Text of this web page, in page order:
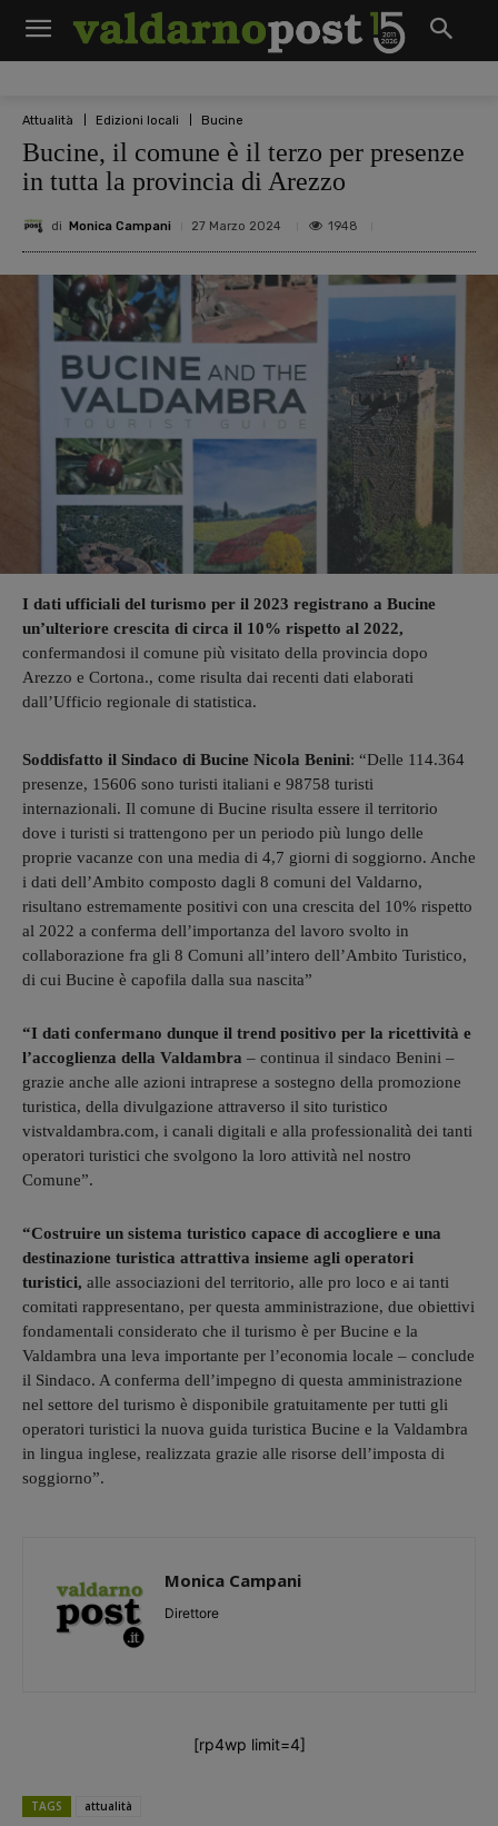
Attualità Edizioni locali Bucine
Bucine, il comune è il terzo per presenze
in tutta la provincia di Arezzo
di Monica Campani 27 Marzo 2024 1948
I dati ufficiali del turismo per il 2023 registrano a Bucine
un’ulteriore crescita di circa il 10% rispetto al 2022,
confermandosi il comune più visitato della provincia dopo
Arezzo e Cortona., come risulta dai recenti dati elaborati
dall’Ufficio regionale di statistica.
Soddisfatto il Sindaco di Bucine Nicola Benini: “Delle 114.364
presenze, 15606 sono turisti italiani e 98758 turisti
internazionali. Il comune di Bucine risulta essere il territorio
dove i turisti si trattengono per un periodo più lungo delle
proprie vacanze con una media di 4,7 giorni di soggiorno. Anche
i dati dell’Ambito composto dagli 8 comuni del Valdarno,
risultano estremamente positivi con una crescita del 10% rispetto
al 2022 a conferma dell’importanza del lavoro svolto in
collaborazione fra gli 8 Comuni all’intero dell’Ambito Turistico,
di cui Bucine è capofila dalla sua nascita”
“I dati confermano dunque il trend positivo per la ricettività e
l’accoglienza della Valdambra – continua il sindaco Benini –
grazie anche alle azioni intraprese a sostegno della promozione
turistica, della divulgazione attraverso il sito turistico
vistvaldambra.com, i canali digitali e alla professionalità dei tanti
operatori turistici che svolgono la loro attività nel nostro
Comune”.
“Costruire un sistema turistico capace di accogliere e una
destinazione turistica attrattiva insieme agli operatori
turistici, alle associazioni del territorio, alle pro loco e ai tanti
comitati rappresentano, per questa amministrazione, due obiettivi
fondamentali considerato che il turismo è per Bucine e la
Valdambra una leva importante per l’economia locale – conclude
il Sindaco. A conferma dell’impegno di questa amministrazione
nel settore del turismo è disponibile gratuitamente per tutti gli
operatori turistici la nuova guida turistica Bucine e la Valdambra
in lingua inglese, realizzata grazie alle risorse dell’imposta di
soggiorno”.
Monica Campani
Direttore
[rp4wp limit=4]
TAGS attualità